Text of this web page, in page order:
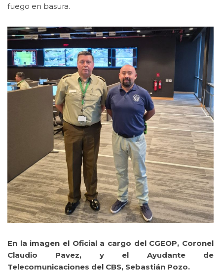
fuego en basura.
En la imagen el Oficial a cargo del CGEOP, Coronel
Claudio Pavez, y el Ayudante de
Telecomunicaciones del CBS, Sebastián Pozo.